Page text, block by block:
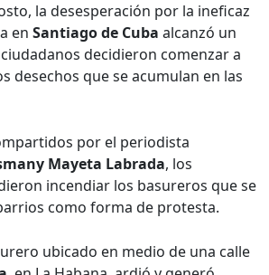
la desesperación por la ineficaz
en Santiago de Cuba alcanzó un
decidieron comenzar a
desechos que se acumulan en las
por el periodista
Mayeta Labrada, los
incendiar los basureros que se
como forma de protesta.
ubicado en medio de una calle